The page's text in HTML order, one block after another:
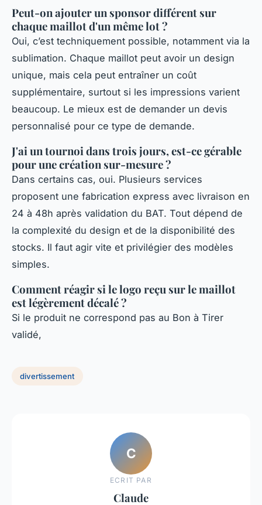
Peut-on ajouter un sponsor différent sur
chaque maillot d'un même lot ?
Oui, c’est techniquement possible, notamment via la
sublimation. Chaque maillot peut avoir un design
unique, mais cela peut entraîner un coût
supplémentaire, surtout si les impressions varient
beaucoup. Le mieux est de demander un devis
personnalisé pour ce type de demande.
J'ai un tournoi dans trois jours, est-ce gérable
pour une création sur-mesure ?
Dans certains cas, oui. Plusieurs services
proposent une fabrication express avec livraison en
24 à 48h après validation du BAT. Tout dépend de
la complexité du design et de la disponibilité des
stocks. Il faut agir vite et privilégier des modèles
simples.
Comment réagir si le logo reçu sur le maillot
est légèrement décalé ?
Si le produit ne correspond pas au Bon à Tirer
validé,
divertissement
C
ECRIT PAR
Claude